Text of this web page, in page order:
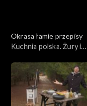
Okrasa łamie przepisy
Kuchnia polska. Żury i